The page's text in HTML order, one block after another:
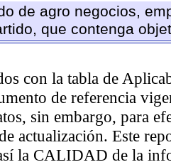
de agro negocios,
que contenga
con la tabla de
de referencia
sin embargo, para
actualización. Este
la CALIDAD de la